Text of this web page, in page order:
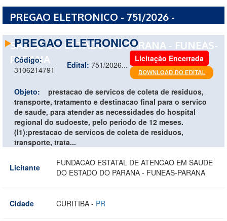
PREGAO ELETRONICO - 751/2026 -
SAUDE DO ESTADO DO PARANA - FUNEAS-
PARANA
PREGAO ELETRONICO
Código:
3106214791
Edital: 751/2026...
Licitação Encerrada
Objeto:
prestacao de servicos de coleta de residuos,
transporte, tratamento e destinacao final para o servico
de saude, para atender as necessidades do hospital
regional do sudoeste, pelo periodo de 12 meses.
(l1):prestacao de servicos de coleta de residuos,
transporte, trata...
Licitante
FUNDACAO ESTATAL DE ATENCAO EM SAUDE
DO ESTADO DO PARANA - FUNEAS-PARANA
Cidade CURITIBA - PR